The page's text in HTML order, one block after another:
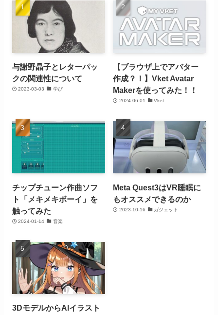
与謝野晶子とレターパッ
クの関連性について
2023-03-03 学び
【ブラウザ上でアバター
作成？！】Vket Avatar
Makerを使ってみた！！
2024-06-01 Vket
チップチューン作曲ソフ
ト「メキメキボーイ」を
触ってみた
2024-01-14 音楽
Meta Quest3はVR睡眠に
もオススメできるのか
2023-10-16 ガジェット
3DモデルからAIイラスト